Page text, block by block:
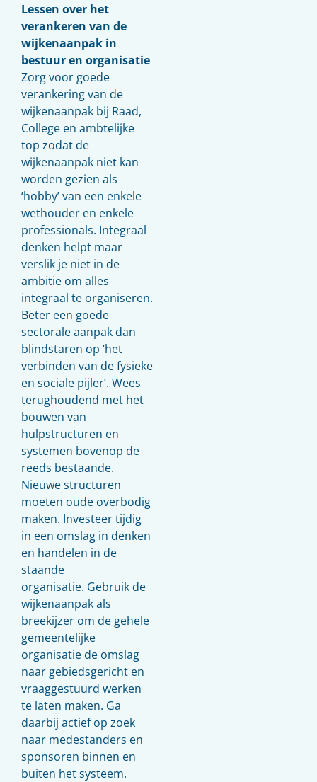
Lessen over het
verankeren van de
wijkenaanpak in
bestuur en organisatie
Zorg voor goede
verankering van de
wijkenaanpak bij Raad,
College en ambtelijke
top zodat de
wijkenaanpak niet kan
worden gezien als
‘hobby’ van een enkele
wethouder en enkele
professionals. Integraal
denken helpt maar
verslik je niet in de
ambitie om alles
integraal te organiseren.
Beter een goede
sectorale aanpak dan
blindstaren op ‘het
verbinden van de fysieke
en sociale pijler’. Wees
terughoudend met het
bouwen van
hulpstructuren en
systemen bovenop de
reeds bestaande.
Nieuwe structuren
moeten oude overbodig
maken. Investeer tijdig
in een omslag in denken
en handelen in de
staande
organisatie. Gebruik de
wijkenaanpak als
breekijzer om de gehele
gemeentelijke
organisatie de omslag
naar gebiedsgericht en
vraaggestuurd werken
te laten maken. Ga
daarbij actief op zoek
naar medestanders en
sponsoren binnen en
buiten het systeem.